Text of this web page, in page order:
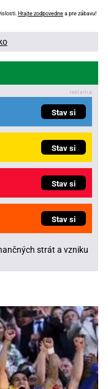
Hrajte zodpovedne a pre zábavu!
Stav si
Stav si
Stav si
Stav si
strát a vzniku